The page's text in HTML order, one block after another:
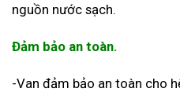
nguồn nước sạch.
Đảm bảo an toàn.
-Van đảm bảo an toàn cho